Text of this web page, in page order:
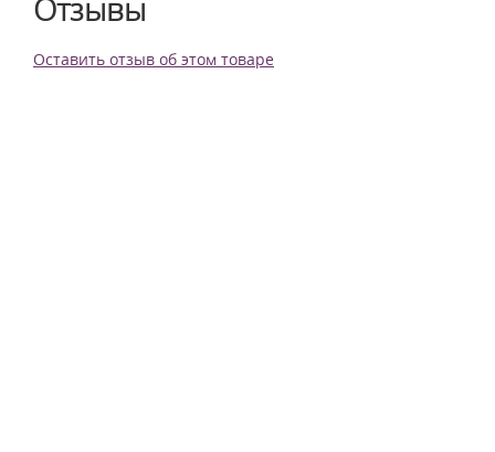
Отзывы
Оставить отзыв об этом товаре